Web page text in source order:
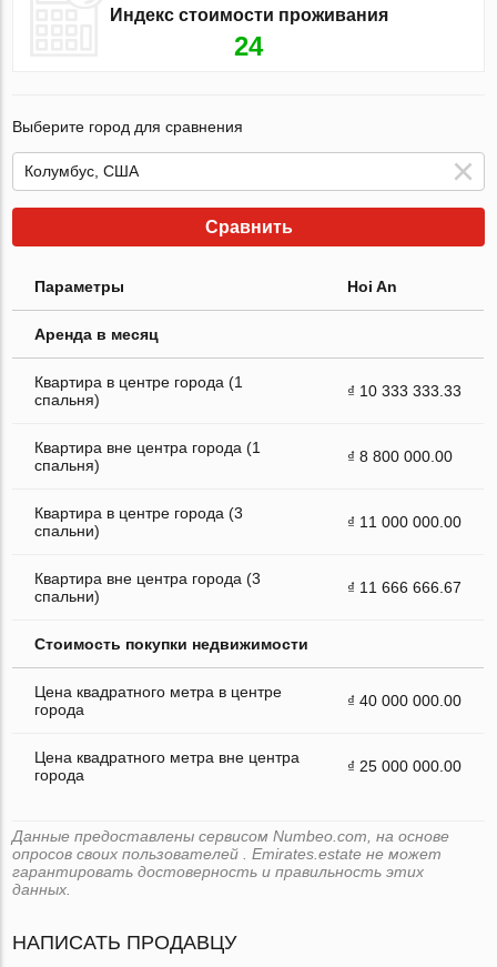
Индекс стоимости проживания
24
Выберите город для сравнения
Сравнить
Параметры Hoi An
Аренда в месяц
Квартира в центре города (1
спальня)
₫ 10 333 333.33
Квартира вне центра города (1
спальня)
₫ 8 800 000.00
Квартира в центре города (3
спальни)
₫ 11 000 000.00
Квартира вне центра города (3
спальни)
₫ 11 666 666.67
Стоимость покупки недвижимости
Цена квадратного метра в центре
города
₫ 40 000 000.00
Цена квадратного метра вне центра
города
₫ 25 000 000.00
Данные предоставлены сервисом Numbeo.com, на основе
опросов своих пользователей . Emirates.estate не может
гарантировать достоверность и правильность этих
данных.
НАПИСАТЬ ПРОДАВЦУ